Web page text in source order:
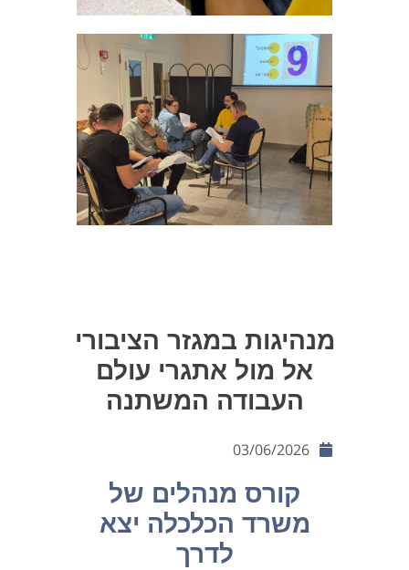
מנהיגות במגזר הציבורי
אל מול אתגרי עולם
העבודה המשתנה
03/06/2026
קורס מנהלים של
משרד הכלכלה יצא
לדרך